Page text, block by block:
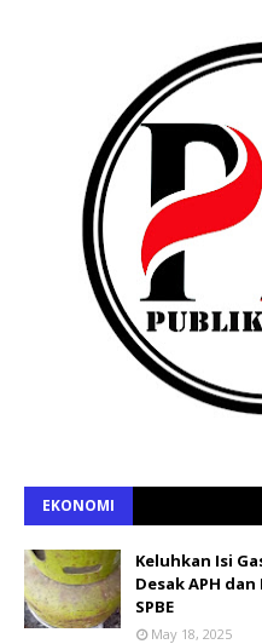
EKONOMI
Keluhkan Isi
Desak APH
SPBE
May 18, 2025